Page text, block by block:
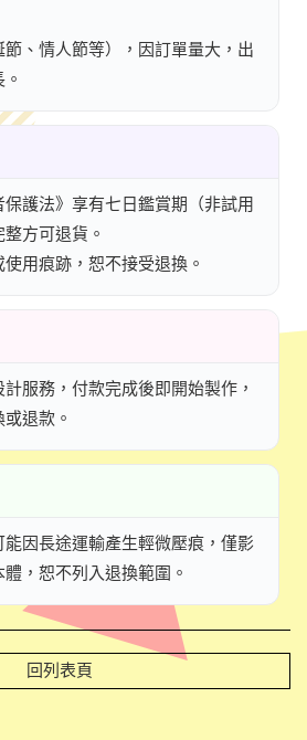
、情人節等），因訂單量大，出
護法》享有七日鑑賞期（非試用
方可退貨。
用痕跡，恕不接受退換。
服務，付款完成後即開始製作，
退款。
因長途運輸產生輕微壓痕，僅影
，恕不列入退換範圍。
回列表頁